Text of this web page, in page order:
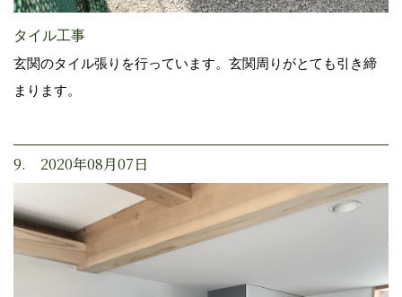
タイル工事
玄関のタイル張りを行っています。玄関周りがとても引き締
まります。
9. 2020年08月07日